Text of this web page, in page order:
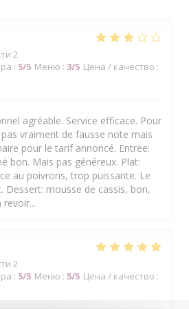
2
: 5/5 Меню : 3/5 Цена / качество :
agréable. Service efficace. Pour
vraiment de fausse note mais
pour le tarif annoncé. Entree:
bon. Mais pas généreux. Plat:
au poivrons, trop puissante. Le
Dessert: mousse de cassis, bon,
2
: 5/5 Меню : 5/5 Цена / качество :